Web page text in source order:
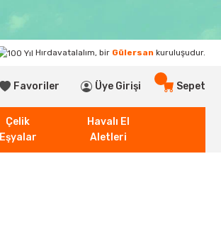
Hırdavatalalım, bir Gülersan kuruluşudur.
Favoriler Üye Girişi Sepet
Çelik
Eşyalar
Havalı El
Aletleri